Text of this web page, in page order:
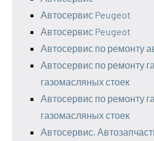
Автосервис Peugeot
Автосервис Peugeot
Автосервис по ремонту
Автосервис по ремонту
газомасляных стоек
Автосервис по ремонту
газомасляных стоек
Автосервис,